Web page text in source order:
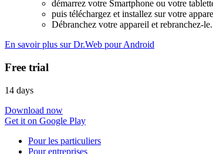
démarrez votre Smartphone ou votre
puis téléchargez et installez sur votre
Débranchez votre appareil et rebranchez-le.
En savoir plus sur Dr.Web pour Android
Free trial
14 days
Download now
Get it on Google Play
Pour les particuliers
Pour entreprises